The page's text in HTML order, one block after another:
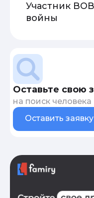
Участник
войны
Оставьте свою
на поиск человека
Оставить заявку